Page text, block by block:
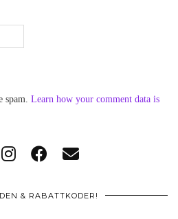
spam. Learn how your comment data is
& RABATTKODER!